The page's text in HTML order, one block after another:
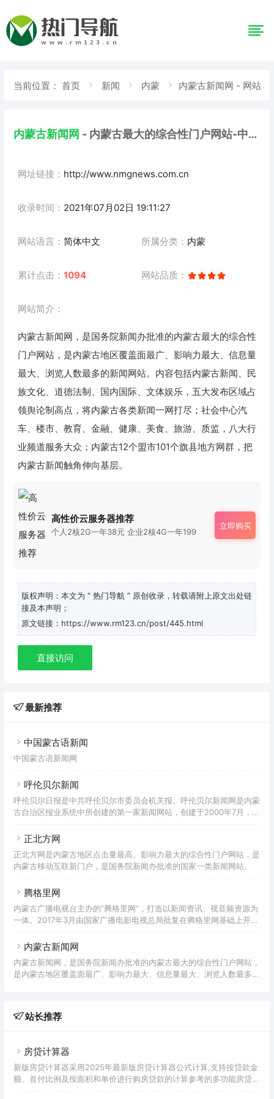
当前位置： 首页 新闻 内蒙 内蒙古新闻网 - 网站
内蒙古新闻网
网址链接： http://www.nmgnews.com.cn
收录时间： 2021年07月02日 19:11:27
网站语言： 简体中文 所属分类： 内蒙
累计点击： 1094 网站品质：
网站简介：
内蒙古新闻网，是国务院新闻办批准的内蒙古最大的综合性
门户网站，是内蒙古地区覆盖面最广、影响力最大、信息量
最大、浏览人数最多的新闻网站。内容包括内蒙古新闻、民
族文化、道德法制、国内国际、文体娱乐，五大发布区域占
领舆论制高点，将内蒙古各类新闻一网打尽；社会中心汽
车、楼市、教育、金融、健康、美食、旅游、质监，八大行
业频道服务大众；内蒙古12个盟市101个旗县地方网群，把
内蒙古新闻触角伸向基层。
高性价云服务器推荐
个人2核2G一年38元 企业2核4G一年199
立即购买
版权声明：本文为 “ 热门导航 ” 原创收录，转载请附上原文出处链
接及本声明；
原文链接：https://www.rm123.cn/post/445.html
直接访问
最新推荐
中国蒙古语新闻
中国蒙古语新闻网
呼伦贝尔新闻
呼伦贝尔日报是中共呼伦贝尔市委员会机关报。呼伦贝尔新闻网是内蒙
古自治区报业系统中所创建的第一家新闻网站，创建于2000年7月，始
活、展示呼伦贝尔形象的龙头网络媒体和门户网站。
正北方网
正北方网是内蒙古地区点击量最高、影响力最大的综合性门户网站，是
内蒙古移动互联新门户，是国务院新闻办批准的国家一类新闻网站。
腾格里网
内蒙古广播电视台主办的“腾格里网”，打造以新闻资讯、视音频资源为
一体。2017年3月由国家广播电影电视总局批复在腾格里网基础上开办
内蒙古新闻网
内蒙古新闻网，是国务院新闻办批准的内蒙古最大的综合性门户网站，
是内蒙古地区覆盖面最广、影响力最大、信息量最大、浏览人数最多的
业频道服务大众；内蒙古12个盟市101个旗县地方网群，把内蒙古新闻
站长推荐
房贷计算器
新版房贷计算器采用2025年最新版房贷计算器公式计算,支持按贷款金
额、首付比例及按面积和单价进行购房贷款的计算参考的多功能房贷计